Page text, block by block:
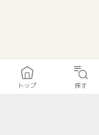
トップ 探す